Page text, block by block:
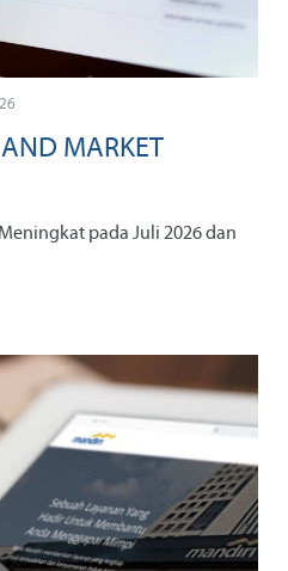
MARKET
pada Juli 2026 dan